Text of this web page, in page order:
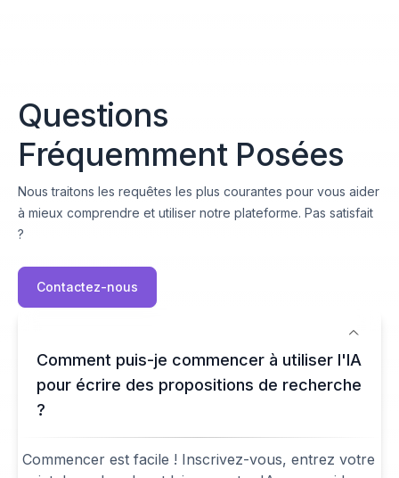
Questions
Fréquemment Posées
Nous traitons les requêtes les plus courantes pour vous aider
à mieux comprendre et utiliser notre plateforme. Pas satisfait
?
Contactez-nous
Comment puis-je commencer à utiliser l'IA
pour écrire des propositions de recherche
?
Commencer est facile ! Inscrivez-vous, entrez votre